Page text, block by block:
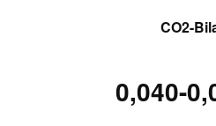
CO2-
0,040-